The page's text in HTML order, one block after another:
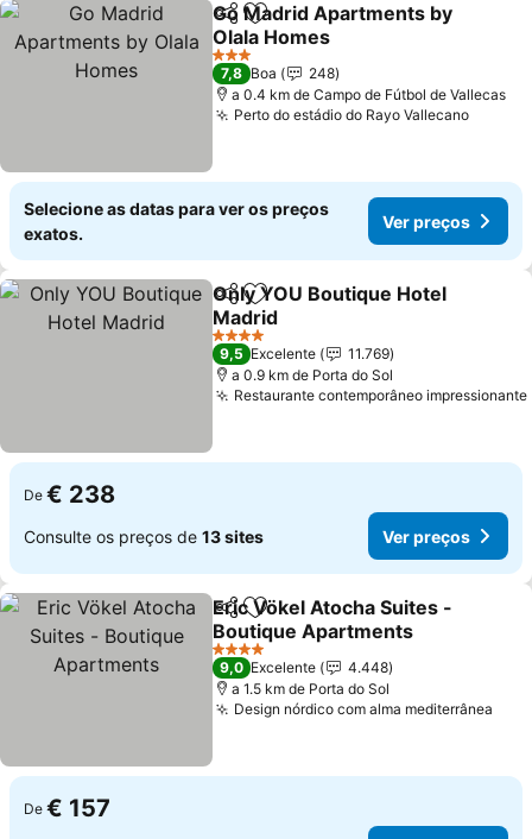
PartilharAdicionar aos favoritos
Go Madrid Apartments by
Olala Homes
Ver preços
3 Estrelas
7,8 Boa
248
a 0.4 km de Campo de Fútbol de Vallecas
Perto do estádio do Rayo VallecanoVer
Selecione as datas para ver os preços
exatos.
Ver preços
PartilharAdicionar aos favoritos
Only YOU Boutique Hotel
Madrid
Ver preços
4 Estrelas
9,5 Excelente
11.769
a 0.9 km de Porta do Sol
Restaurante contemporâneo impressionante
De € 238
Consulte os preços de 13 sites Ver preços
PartilharAdicionar aos favoritos
Eric Vökel Atocha Suites -
Boutique Apartments
Ver preços
4 Estrelas
9,0 Excelente
4.448
a 1.5 km de Porta do Sol
Design nórdico com alma mediterrânea
De € 157